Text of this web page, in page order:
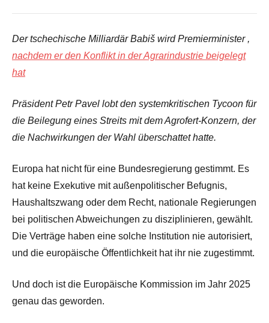
Der tschechische Milliardär Babiš wird Premierminister ,
nachdem er den Konflikt in der Agrarindustrie beigelegt
hat
Präsident Petr Pavel lobt den systemkritischen Tycoon für
die Beilegung eines Streits mit dem Agrofert-Konzern, der
die Nachwirkungen der Wahl überschattet hatte.
Europa hat nicht für eine Bundesregierung gestimmt. Es
hat keine Exekutive mit außenpolitischer Befugnis,
Haushaltszwang oder dem Recht, nationale Regierungen
bei politischen Abweichungen zu disziplinieren, gewählt.
Die Verträge haben eine solche Institution nie autorisiert,
und die europäische Öffentlichkeit hat ihr nie zugestimmt.
Und doch ist die Europäische Kommission im Jahr 2025
genau das geworden.